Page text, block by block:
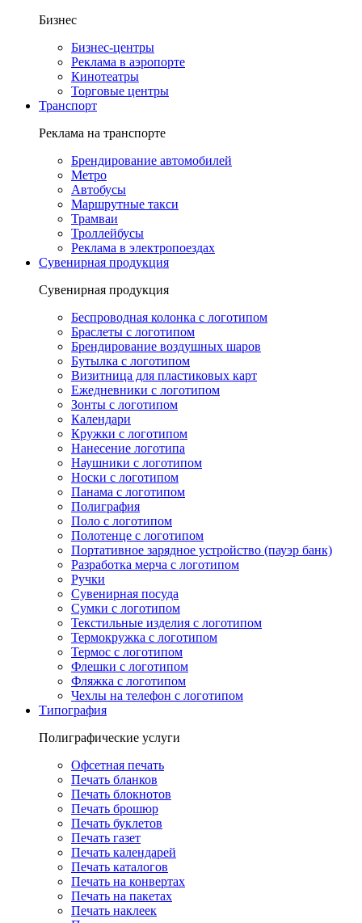
Бизнес
Бизнес-центры
Реклама в аэропорте
Кинотеатры
Торговые центры
Транспорт
Реклама на транспорте
Брендирование автомобилей
Метро
Автобусы
Маршрутные такси
Трамваи
Троллейбусы
Реклама в электропоездах
Сувенирная продукция
Сувенирная продукция
Беспроводная колонка с логотипом
Браслеты с логотипом
Брендирование воздушных шаров
Бутылка с логотипом
Визитница для пластиковых карт
Ежедневники с логотипом
Зонты с логотипом
Календари
Кружки с логотипом
Нанесение логотипа
Наушники с логотипом
Носки с логотипом
Панама с логотипом
Полиграфия
Поло с логотипом
Полотенце с логотипом
Портативное зарядное устройство (пауэр банк)
Разработка мерча с логотипом
Ручки
Сувенирная посуда
Сумки с логотипом
Текстильные изделия с логотипом
Термокружка с логотипом
Термос с логотипом
Флешки с логотипом
Фляжка с логотипом
Чехлы на телефон с логотипом
Типография
Полиграфические услуги
Офсетная печать
Печать бланков
Печать блокнотов
Печать брошюр
Печать буклетов
Печать газет
Печать календарей
Печать каталогов
Печать на конвертах
Печать на пакетах
Печать наклеек